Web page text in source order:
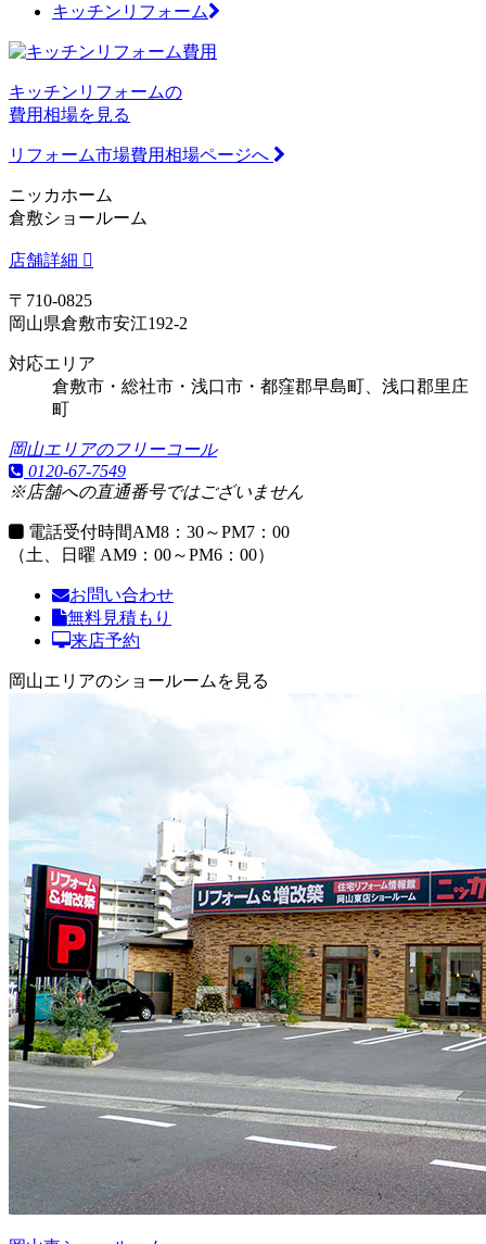
キッチンリフォーム
キッチンリフォームの
費用相場を見る
リフォーム市場費用相場ページへ
ニッカホーム
倉敷ショールーム
店舗詳細
〒710-0825
岡山県倉敷市安江192-2
対応エリア
倉敷市・総社市・浅口市・都窪郡早島町、浅口郡里庄
町
岡山エリアのフリーコール
0120-67-7549
※店舗への直通番号ではございません
電話受付時間AM8：30～PM7：00
（土、日曜 AM9：00～PM6：00）
お問い合わせ
無料見積もり
来店予約
岡山エリアのショールームを見る